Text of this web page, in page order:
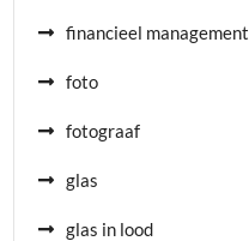
financieel management
foto
fotograaf
glas
glas in lood